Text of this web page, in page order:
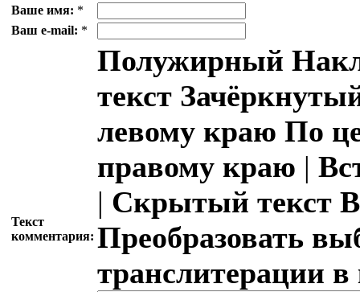
Ваше имя: *
Ваш e-mail: *
Текст
комментария:
Полужирный
текст
левому краю По
правому краю |
| Скрытый текст
Преобразовать
транслитерации